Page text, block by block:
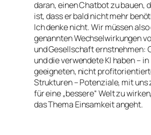
daran, einen Chatbot zu bauen,
ist, dass er bald nicht mehr
Ich denke nicht. Wir müssen
genannten Wechselwirkungen
und Gesellschaft ernstnehmen:
und die verwendete KI haben – in
geeigneten, nicht
Strukturen – Potenziale, mit uns
für eine „bessere“ Welt zu
das Thema Einsamkeit angeht.